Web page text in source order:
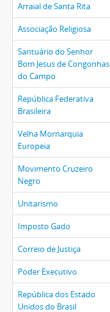
Arraial de Santa Rita
Associação Religiosa
Santuário do Senhor
Bom Jesus de Congonhas
do Campo
República Federativa
Brasileira
Velha Mornarquia
Europeia
Movimento Cruzeiro
Negro
Unitarismo
Imposto Gado
Correio de Justiça
Poder Executivo
República dos Estado
Unidos do Brasil